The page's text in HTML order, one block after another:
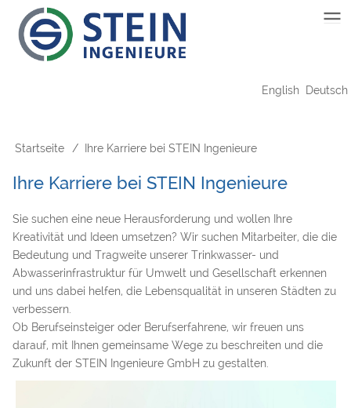
zum
Inhalt
Main
navigation
English Deutsch
Startseite Ihre Karriere bei STEIN Ingenieure
Ihre Karriere bei STEIN Ingenieure
Sie suchen eine neue Herausforderung und wollen Ihre
Kreativität und Ideen umsetzen? Wir suchen Mitarbeiter, die die
Bedeutung und Tragweite unserer Trinkwasser- und
Abwasserinfrastruktur für Umwelt und Gesellschaft erkennen
und uns dabei helfen, die Lebensqualität in unseren Städten zu
verbessern.
Ob Berufseinsteiger oder Berufserfahrene, wir freuen uns
darauf, mit Ihnen gemeinsame Wege zu beschreiten und die
Zukunft der STEIN Ingenieure GmbH zu gestalten.